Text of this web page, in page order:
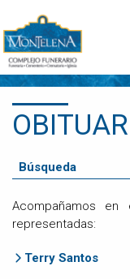
Acompañamos
representadas:
Terry Santos